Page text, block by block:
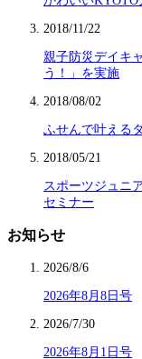
2018/11/22
親子防災デイキ
う！」を実施
2018/08/02
ふせんで叶える
2018/05/21
スポーツジュニ
セミナー
お知らせ
2026/8/6
2026年8月8日号
2026/7/30
2026年8月1日号